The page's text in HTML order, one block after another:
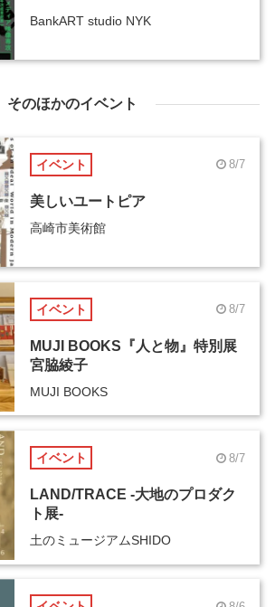
BankART studio NYK
そのほかのイベント
イベント 8/7
美しいユートピア
高崎市美術館
イベント 8/7
MUJI BOOKS『人と物』特別展
宮脇綾子
MUJI BOOKS
イベント 8/7
LAND/TRACE -大地のプロダク
ト展-
土のミュージアムSHIDO